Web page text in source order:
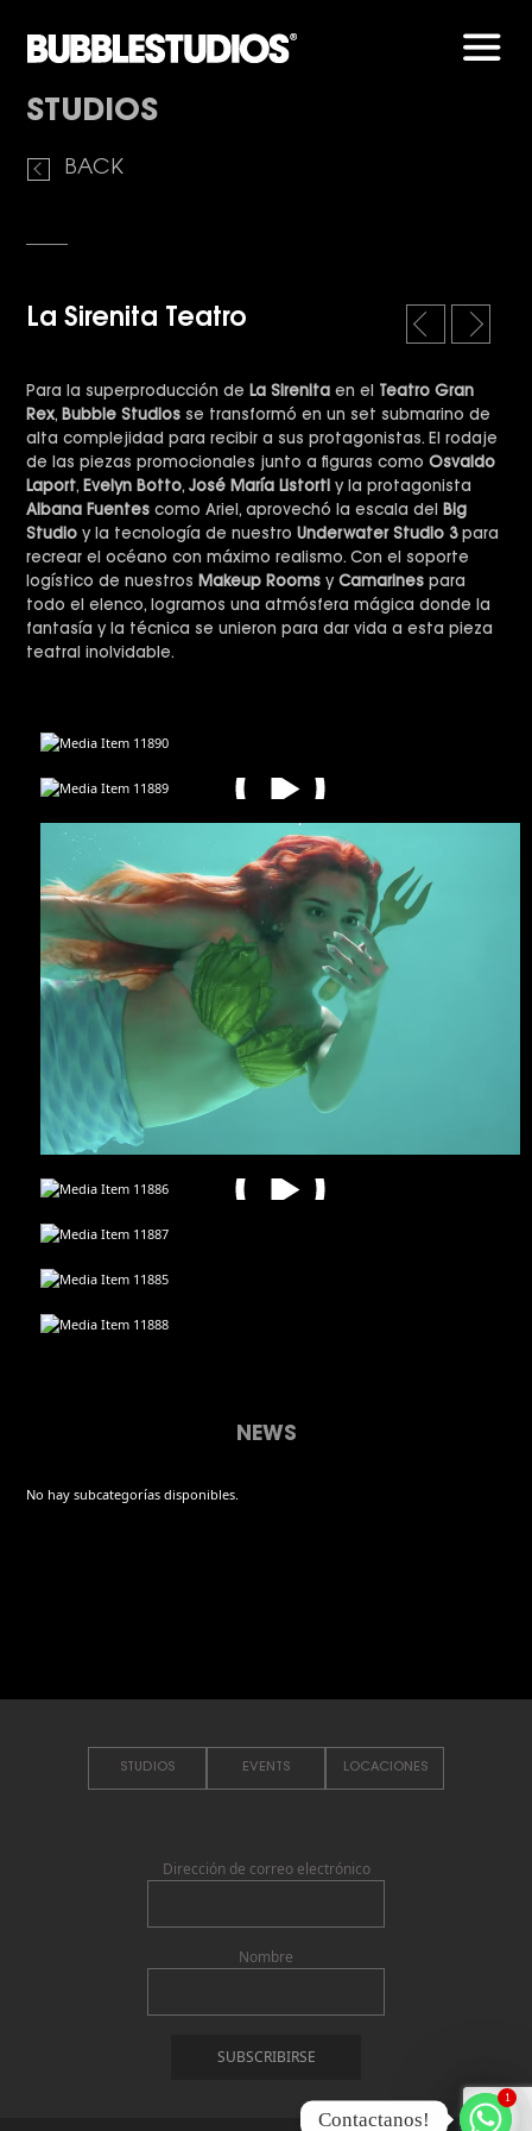
STUDIOS
BACK
La Sirenita Teatro
Para la superproducción de La Sirenita en el Teatro Gran
Rex, Bubble Studios se transformó en un set submarino de
alta complejidad para recibir a sus protagonistas. El rodaje
de las piezas promocionales junto a figuras comoOsvaldo
Laport, Evelyn Botto,José María Listorti y la protagonista
Albana Fuentes como Ariel, aprovechó la escala del
Big
Studio y la tecnología de nuestroUnderwater Studio 3para
recrear el océano con máximo realismo. Con el soporte
logístico de nuestros Makeup Rooms yCamarines para
todo el elenco, logramos una atmósfera mágica donde la
fantasía y la técnica se unieron para dar vida a esta pieza
teatral inolvidable.
l
e
t
i
h
t
NEWS
No hay subcategorías disponibles.
STUDIOS EVENTS LOCACIONES
Dirección de correo electrónico
Nombre
1
Contactanos!